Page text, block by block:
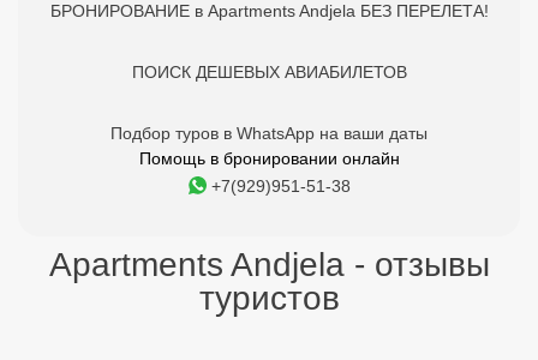
БРОНИРОВАНИЕ в Apartments Andjela БЕЗ ПЕРЕЛЕТА!
ПОИСК ДЕШЕВЫХ АВИАБИЛЕТОВ
Подбор туров в WhatsApp на ваши даты
Помощь в бронировании онлайн
+7(929)951-51-38
Apartments Andjela - отзывы
туристов